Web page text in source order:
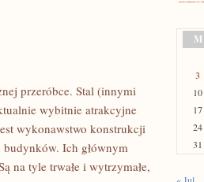
przeróbce. Stal (innymi
wybitnie atrakcyjne
wykonawstwo konstrukcji
Ich głównym
na tyle trwałe i wytrzymałe,
M
3
10
17
24
31